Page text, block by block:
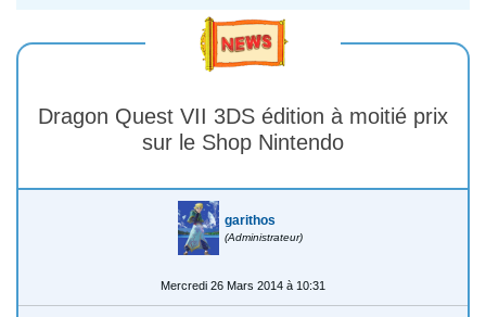
Dragon Quest VII 3DS édition à moitié prix
sur le Shop Nintendo
garithos
(Administrateur)
Mercredi 26 Mars 2014 à 10:31